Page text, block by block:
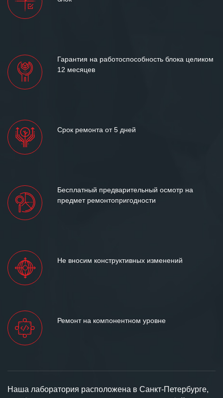
Гарантия на работоспособность блока целиком
12 месяцев
Срок ремонта от 5 дней
Бесплатный предварительный осмотр на
предмет ремонтопригодности
Не вносим конструктивных изменений
Ремонт на компонентном уровне
Наша лаборатория расположена в Санкт-Петербурге,